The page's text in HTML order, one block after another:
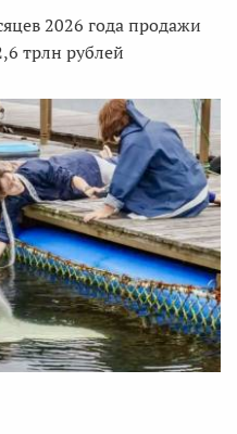
2026 года продажи
трлн рублей